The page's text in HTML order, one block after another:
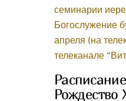
Рождество